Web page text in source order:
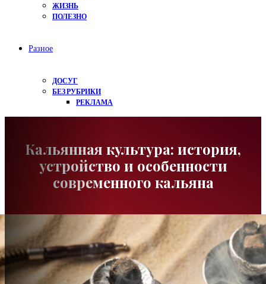
ЖИЗНЬ
ПОЛЕЗНО
Разное
ДОСУГ
БЕЗ РУБРИКИ
РЕКЛАМА
Кальянная культура: история,
устройство и особенности
современного кальяна